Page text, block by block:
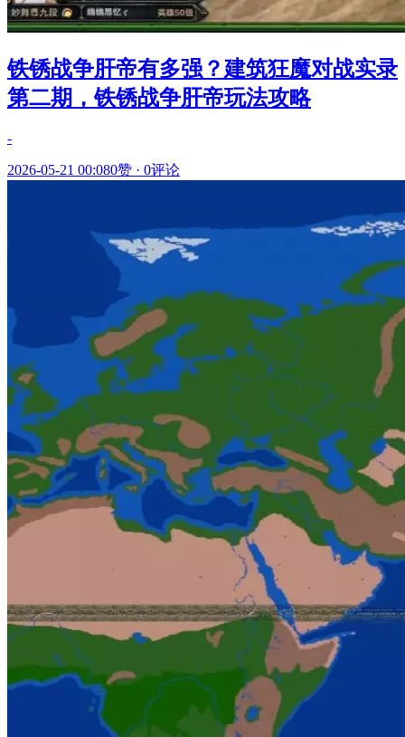
铁锈战争肝帝有多强？建筑狂魔对战实录
第二期，铁锈战争肝帝玩法攻略
-
2026-05-21 00:080赞 · 0评论